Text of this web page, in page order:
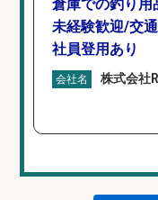
倉庫での釣り
未経験歓迎/交
社員登用あり
会社名 株式会社